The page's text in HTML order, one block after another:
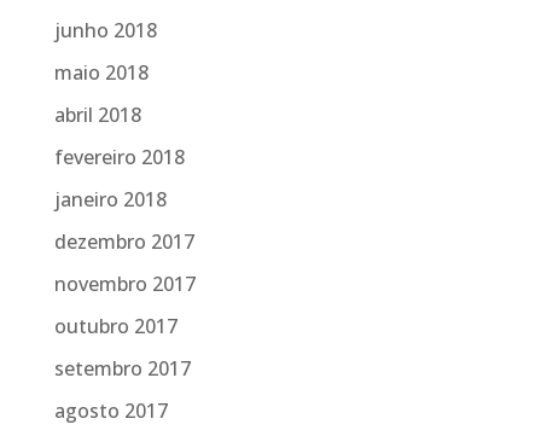
junho 2018
maio 2018
abril 2018
fevereiro 2018
janeiro 2018
dezembro 2017
novembro 2017
outubro 2017
setembro 2017
agosto 2017